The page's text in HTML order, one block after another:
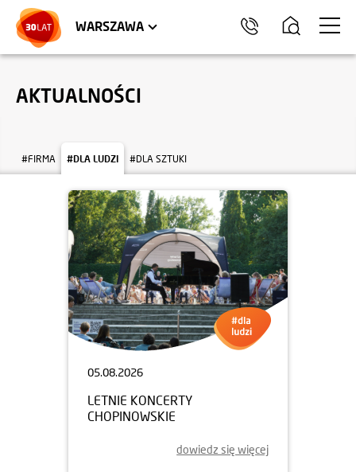
WARSZAWA
HEL
AKTUALNOŚCI
#FIRMA #DLA LUDZI #DLA SZTUKI
05.08.2026
LETNIE KONCERTY
CHOPINOWSKIE
dowiedz się więcej